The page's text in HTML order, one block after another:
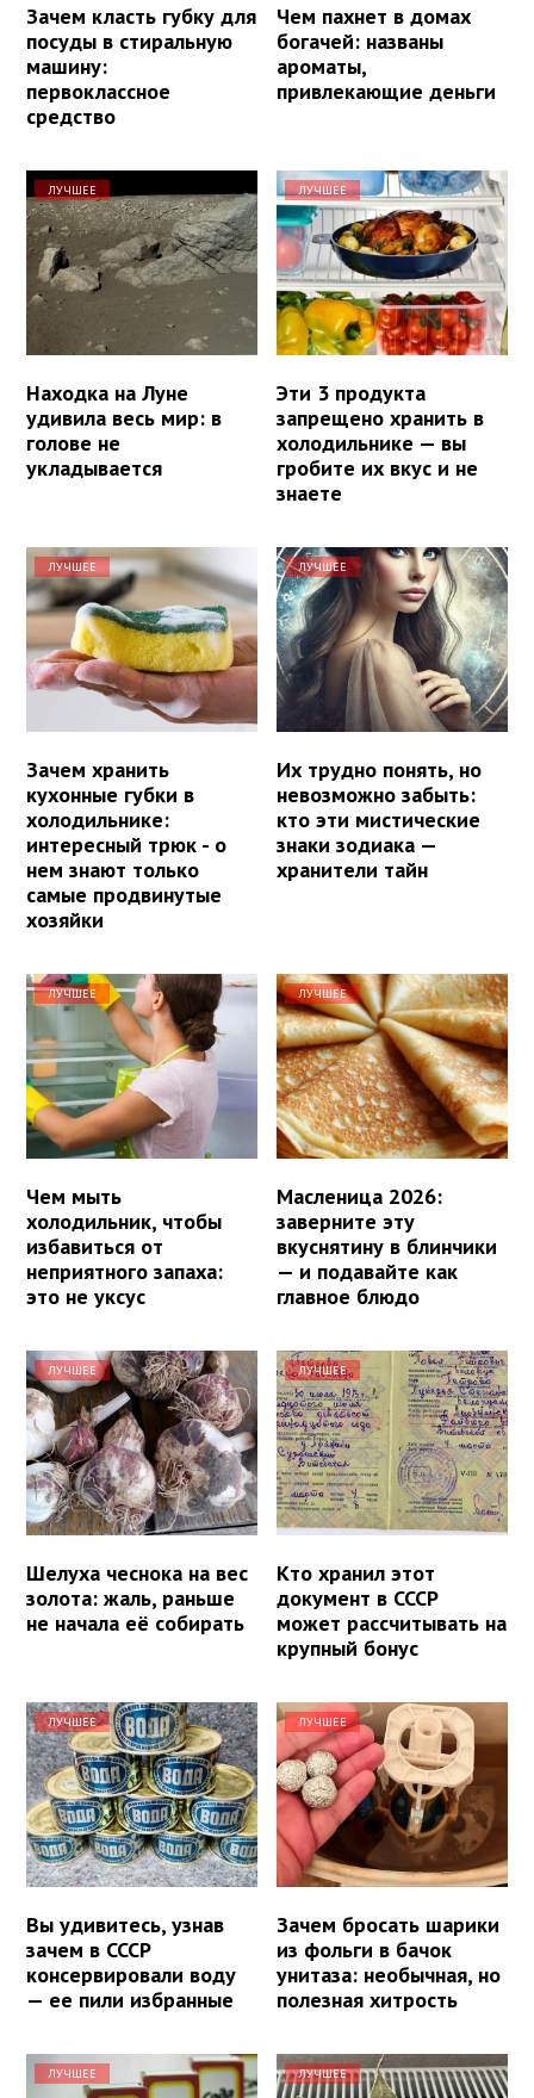
Зачем класть губку для
посуды в стиральную
машину:
первоклассное
средство
Чем пахнет в домах
богачей: названы
ароматы,
привлекающие деньги
ЛУЧШЕЕ
Находка на Луне
удивила весь мир: в
голове не
укладывается
ЛУЧШЕЕ
Эти 3 продукта
запрещено хранить в
холодильнике — вы
гробите их вкус и не
знаете
ЛУЧШЕЕ
Зачем хранить
кухонные губки в
холодильнике:
интересный трюк - о
нем знают только
самые продвинутые
хозяйки
ЛУЧШЕЕ
Их трудно понять, но
невозможно забыть:
кто эти мистические
знаки зодиака —
хранители тайн
ЛУЧШЕЕ
Чем мыть
холодильник, чтобы
избавиться от
неприятного запаха:
это не уксус
ЛУЧШЕЕ
Масленица 2026:
заверните эту
вкуснятину в блинчики
— и подавайте как
главное блюдо
ЛУЧШЕЕ
Шелуха чеснока на вес
золота: жаль, раньше
не начала её собирать
ЛУЧШЕЕ
Кто хранил этот
документ в СССР
может рассчитывать на
крупный бонус
ЛУЧШЕЕ
Вы удивитесь, узнав
зачем в СССР
консервировали воду
— ее пили избранные
ЛУЧШЕЕ
Зачем бросать шарики
из фольги в бачок
унитаза: необычная, но
полезная хитрость
ЛУЧШЕЕ ЛУЧШЕЕ